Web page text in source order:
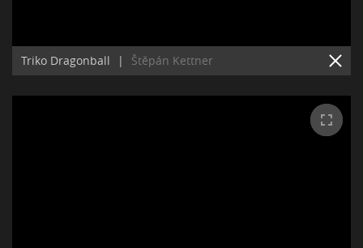
Triko Dragonball | Štěpán Kettner